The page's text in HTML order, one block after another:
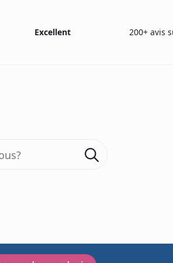
Excellent 200+ avis